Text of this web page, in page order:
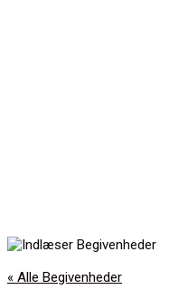
« Alle Begivenheder